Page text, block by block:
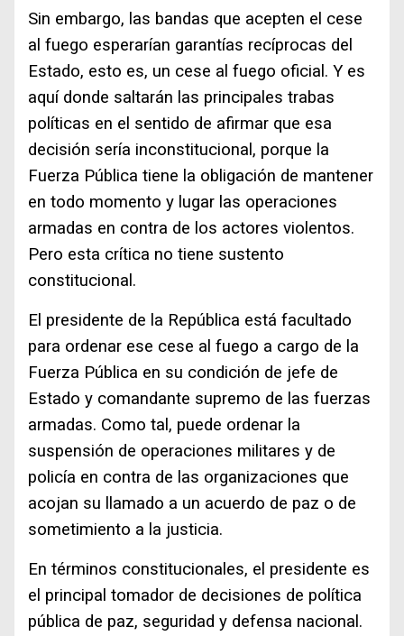
Sin embargo, las bandas que acepten el cese
al fuego esperarían garantías recíprocas del
Estado, esto es, un cese al fuego oficial. Y es
aquí donde saltarán las principales trabas
políticas en el sentido de afirmar que esa
decisión sería inconstitucional, porque la
Fuerza Pública tiene la obligación de mantener
en todo momento y lugar las operaciones
armadas en contra de los actores violentos.
Pero esta crítica no tiene sustento
constitucional.
El presidente de la República está facultado
para ordenar ese cese al fuego a cargo de la
Fuerza Pública en su condición de jefe de
Estado y comandante supremo de las fuerzas
armadas. Como tal, puede ordenar la
suspensión de operaciones militares y de
policía en contra de las organizaciones que
acojan su llamado a un acuerdo de paz o de
sometimiento a la justicia.
En términos constitucionales, el presidente es
el principal tomador de decisiones de política
pública de paz, seguridad y defensa nacional.